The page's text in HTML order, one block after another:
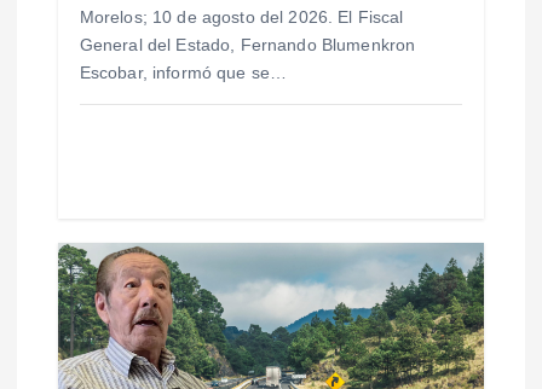
s
Morelos; 10 de agosto del 2026. El Fiscal
General del Estado, Fernando Blumenkron
Escobar, informó que se…